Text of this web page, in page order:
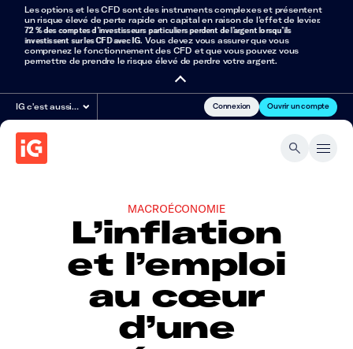
Les options et les CFD sont des instruments complexes et présentent
un risque élevé de perte rapide en capital en raison de l’effet de levier.
72 % des comptes d’investisseurs particuliers perdent de l’argent lorsqu’ils
investissent sur les CFD avec IG. Vous devez vous assurer que vous
comprenez le fonctionnement des CFD et que vous pouvez vous
permettre de prendre le risque élevé de perdre votre argent.
IG c'est aussi… Connexion Ouvrir un compte
MACROÉCONOMIE
L’inflation
et l’emploi
au cœur
d’une